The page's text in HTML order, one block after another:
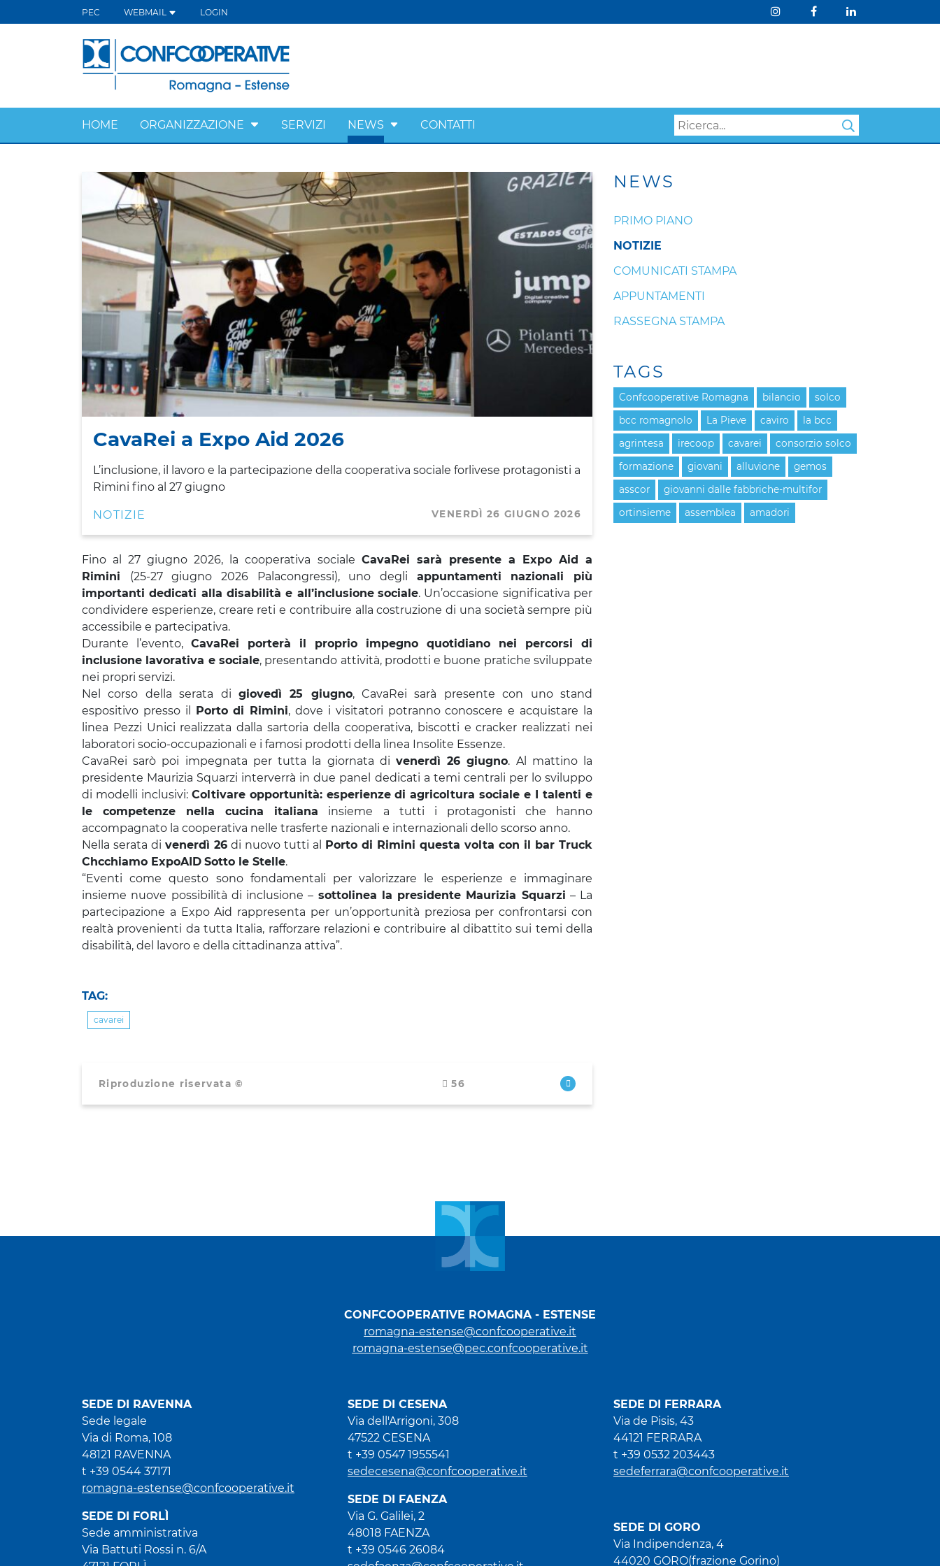
PEC WEBMAIL LOGIN
HOME ORGANIZZAZIONE SERVIZI NEWS CONTATTI
CavaRei a Expo Aid 2026
L’inclusione, il lavoro e la partecipazione della cooperativa sociale forlivese protagonisti a
Rimini fino al 27 giugno
NOTIZIE VENERDÌ 26 GIUGNO 2026
Fino al 27 giugno 2026, la cooperativa sociale CavaRei sarà presente a Expo Aid a
Rimini (25-27 giugno 2026 Palacongressi), uno degli appuntamenti nazionali più
importanti dedicati alla disabilità e all’inclusione sociale. Un’occasione significativa per
condividere esperienze, creare reti e contribuire alla costruzione di una società sempre più
accessibile e partecipativa.
Durante l’evento, CavaRei porterà il proprio impegno quotidiano nei percorsi di
inclusione lavorativa e sociale, presentando attività, prodotti e buone pratiche sviluppate
nei propri servizi.
Nel corso della serata di giovedì 25 giugno, CavaRei sarà presente con uno stand
espositivo presso il Porto di Rimini, dove i visitatori potranno conoscere e acquistare la
linea Pezzi Unici realizzata dalla sartoria della cooperativa, biscotti e cracker realizzati nei
laboratori socio-occupazionali e i famosi prodotti della linea Insolite Essenze.
CavaRei sarò poi impegnata per tutta la giornata di venerdì 26 giugno. Al mattino la
presidente Maurizia Squarzi interverrà in due panel dedicati a temi centrali per lo sviluppo
di modelli inclusivi: Coltivare opportunità: esperienze di agricoltura sociale e I talenti e
le competenze nella cucina italiana insieme a tutti i protagonisti che hanno
accompagnato la cooperativa nelle trasferte nazionali e internazionali dello scorso anno.
Nella serata di venerdì 26 di nuovo tutti al Porto di Rimini questa volta con il bar Truck
Chcchiamo ExpoAID Sotto le Stelle.
“Eventi come questo sono fondamentali per valorizzare le esperienze e immaginare
insieme nuove possibilità di inclusione – sottolinea la presidente Maurizia Squarzi – La
partecipazione a Expo Aid rappresenta per un’opportunità preziosa per confrontarsi con
realtà provenienti da tutta Italia, rafforzare relazioni e contribuire al dibattito sui temi della
disabilità, del lavoro e della cittadinanza attiva”.
TAG:
cavarei
Riproduzione riservata © 56
NEWS
PRIMO PIANO
NOTIZIE
COMUNICATI STAMPA
APPUNTAMENTI
RASSEGNA STAMPA
TAGS
Confcooperative Romagna bilancio solco
bcc romagnolo La Pieve caviro la bcc
agrintesa irecoop cavarei consorzio solco
formazione giovani alluvione gemos
asscor giovanni dalle fabbriche-multifor
ortinsieme assemblea amadori
CONFCOOPERATIVE ROMAGNA - ESTENSE
romagna-estense@confcooperative.it
romagna-estense@pec.confcooperative.it
SEDE DI FERRARA
Via de Pisis, 43
44121 FERRARA
t +39 0532 203443
sedeferrara@confcooperative.it
SEDE DI GORO
Via Indipendenza, 4
44020 GORO(frazione Gorino)
SEDE DI CESENA
Via dell'Arrigoni, 308
47522 CESENA
t +39 0547 1955541
sedecesena@confcooperative.it
SEDE DI FAENZA
Via G. Galilei, 2
48018 FAENZA
t +39 0546 26084
SEDE DI RAVENNA
Sede legale
Via di Roma, 108
48121 RAVENNA
t +39 0544 37171
romagna-estense@confcooperative.it
SEDE DI FORLÌ
Sede amministrativa
Via Battuti Rossi n. 6/A